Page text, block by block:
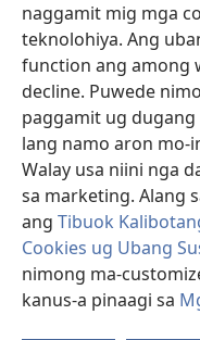
naggamit mig mga
teknolohiya. Ang
function ang among
decline. Puwede
paggamit ug
lang namo aron mo-
Walay usa niini nga
sa marketing. Alang
ang Tibuok
Cookies ug Ubang
nimong ma-
kanus-a pinaagi sa
bag-
ong
window)
Watchtower ONLINE
(mo-
open
ug
bag-
window)
JW Hub
(mo-
open
ug
bag-
ong
window)
JW Library
Watchtower Library
Copyright© 2026 Watch
KONDISYONES SA